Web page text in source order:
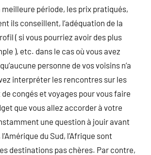
période, les prix pratiqués,
ils conseillent, l’adéquation de la
( si vous pourriez avoir des plus
), etc. dans le cas où vous avez
personne de vos voisins n’a
interpréter les rencontres sur les
congés et voyages pour vous faire
que vous allez accorder à votre
une question à jouir avant
du Sud, l’Afrique sont
destinations pas chères. Par contre,